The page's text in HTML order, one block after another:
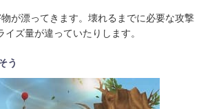
が漂ってきます。壊れるまでに必要な攻撃
ズ量が違っていたりします。
う